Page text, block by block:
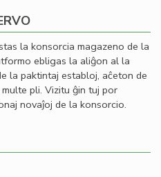
la konsorcia magazeno de la
ebligas la aliĝon al la
la paktintaj establoj, aĉeton de
pli. Vizitu ĝin tuj por
novaĵoj de la konsorcio.